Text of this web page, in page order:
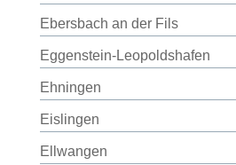
Ebersbach an der Fils
Eggenstein-Leopoldshafen
Ehningen
Eislingen
Ellwangen